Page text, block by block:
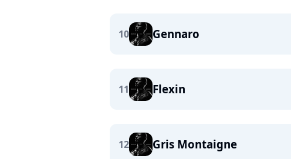
10 Gennaro
11 Flexin
12 Gris Montaigne